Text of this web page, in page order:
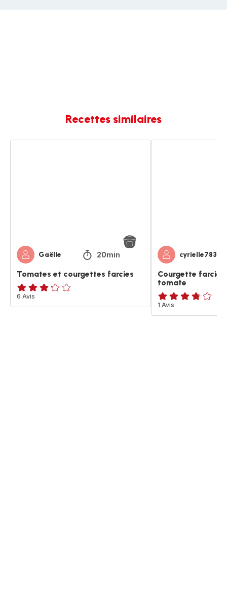
Recettes similaires
Gaëlle 20min
Tomates et courgettes farcies
ratings.3.2
6 Avis
cyrielle783
Courgette farcie
tomate
ratings.3.7
1 Avis